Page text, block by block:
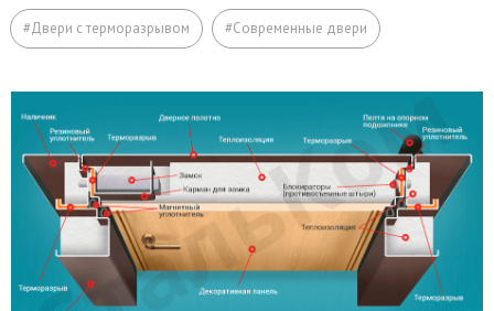
Откосы (изнутри помещения)
Вывод звонков
Перенос звонка
#Двери с терморазрывом #Современные двери